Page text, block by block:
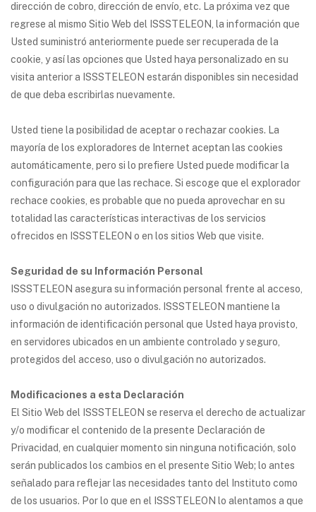
dirección de cobro, dirección de envío, etc. La próxima vez que
regrese al mismo Sitio Web del ISSSTELEON, la información que
Usted suministró anteriormente puede ser recuperada de la
cookie, y así las opciones que Usted haya personalizado en su
visita anterior a ISSSTELEON estarán disponibles sin necesidad
de que deba escribirlas nuevamente.
Usted tiene la posibilidad de aceptar o rechazar cookies. La
mayoría de los exploradores de Internet aceptan las cookies
automáticamente, pero si lo prefiere Usted puede modificar la
configuración para que las rechace. Si escoge que el explorador
rechace cookies, es probable que no pueda aprovechar en su
totalidad las características interactivas de los servicios
ofrecidos en ISSSTELEON o en los sitios Web que visite.
Seguridad de su Información Personal
ISSSTELEON asegura su información personal frente al acceso,
uso o divulgación no autorizados. ISSSTELEON mantiene la
información de identificación personal que Usted haya provisto,
en servidores ubicados en un ambiente controlado y seguro,
protegidos del acceso, uso o divulgación no autorizados.
Modificaciones a esta Declaración
El Sitio Web del ISSSTELEON se reserva el derecho de actualizar
y/o modificar el contenido de la presente Declaración de
Privacidad, en cualquier momento sin ninguna notificación, solo
serán publicados los cambios en el presente Sitio Web; lo antes
señalado para reflejar las necesidades tanto del Instituto como
de los usuarios. Por lo que en el ISSSTELEON lo alentamos a que